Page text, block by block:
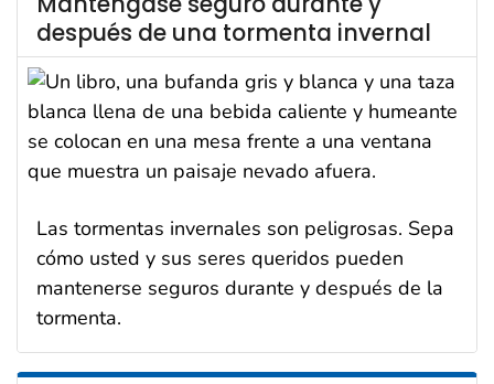
después de una tormenta invernal
Las tormentas invernales son peligrosas. Sepa
cómo usted y sus seres queridos pueden
mantenerse seguros durante y después de la
tormenta.